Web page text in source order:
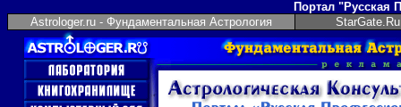
Портал "Русская
Astrologer.ru - Фундаментальная Астрология